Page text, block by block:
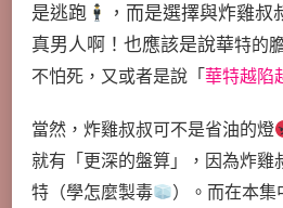
是逃跑
，而是選擇與炸雞
真男人啊！也應該是說華特的
不怕死，又或者是說「華特越陷
當然，炸雞叔叔可不是省油的燈
就有「更深的盤算」，因為炸雞
特（學怎麼製毒
）。而在本